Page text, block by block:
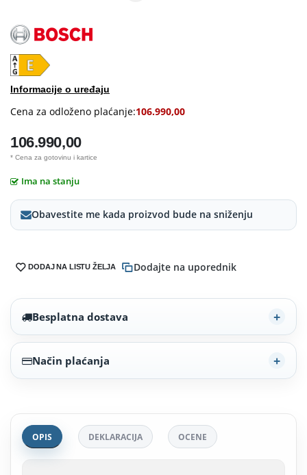
Informacije o uređaju
Cena za odloženo plaćanje:106.990,00
106.990,00
* Cena za gotovinu i kartice
Ima na stanju
Obavestite me kada proizvod bude na sniženju
DODAJ NA LISTU ŽELJA Dodajte na uporednik
Besplatna dostava
Način plaćanja
OPIS DEKLARACIJA OCENE